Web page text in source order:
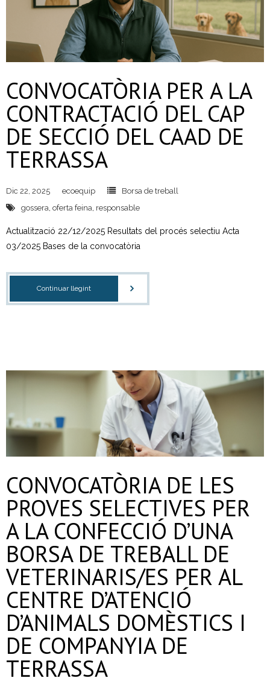
CONVOCATÒRIA PER A LA
CONTRACTACIÓ DEL CAP
DE SECCIÓ DEL CAAD DE
TERRASSA
Dic 22, 2025 ecoequip
Borsa de treball
gossera, oferta feina, responsable
Actualització 22/12/2025 Resultats del procés selectiu Acta
03/2025 Bases de la convocatòria
Continuar llegint
CONVOCATÒRIA DE LES
PROVES SELECTIVES PER
A LA CONFECCIÓ D’UNA
BORSA DE TREBALL DE
VETERINARIS/ES PER AL
CENTRE D’ATENCIÓ
D’ANIMALS DOMÈSTICS I
DE COMPANYIA DE
TERRASSA